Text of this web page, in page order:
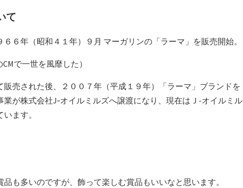
て
６年（昭和４１年）９月 マーガリンの「ラーマ」を販売開始。
で一世を風靡した）
販売された後、２００７年（平成１９年）「ラーマ」ブランドを
業が株式会社J‐オイルミルズへ譲渡になり、現在はＪ-オイルミル
ます。
も多いのですが、飾って楽しむ賞品もいいなと思います。